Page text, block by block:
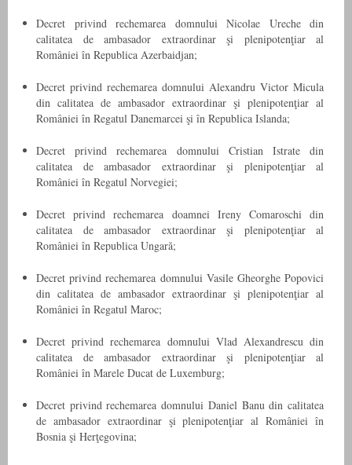
Decret privind rechemarea domnului Nicolae Ureche din
calitatea de ambasador extraordinar şi plenipotenţiar al
României în Republica Azerbaidjan;
Decret privind rechemarea domnului Alexandru Victor Micula
din calitatea de ambasador extraordinar şi plenipotenţiar al
României în Regatul Danemarcei şi în Republica Islanda;
Decret privind rechemarea domnului Cristian Istrate din
calitatea de ambasador extraordinar şi plenipotenţiar al
României în Regatul Norvegiei;
Decret privind rechemarea doamnei Ireny Comaroschi din
calitatea de ambasador extraordinar şi plenipotenţiar al
României în Republica Ungară;
Decret privind rechemarea domnului Vasile Gheorghe Popovici
din calitatea de ambasador extraordinar şi plenipotenţiar al
României în Regatul Maroc;
Decret privind rechemarea domnului Vlad Alexandrescu din
calitatea de ambasador extraordinar şi plenipotenţiar al
României în Marele Ducat de Luxemburg;
Decret privind rechemarea domnului Daniel Banu din calitatea
de ambasador extraordinar şi plenipotenţiar al României în
Bosnia şi Herţegovina;